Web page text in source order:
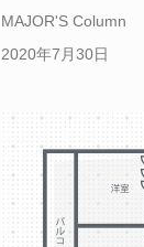
MAJOR'S Column
2020年7月30日